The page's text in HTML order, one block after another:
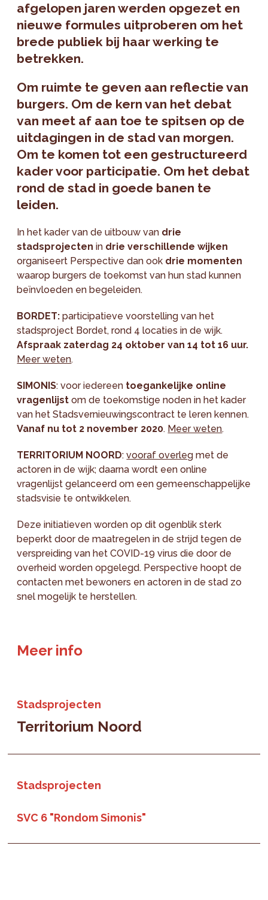
afgelopen jaren werden opgezet en
nieuwe formules uitproberen om het
brede publiek bij haar werking te
betrekken.
Om ruimte te geven aan reflectie van
burgers. Om de kern van het debat
van meet af aan toe te spitsen op de
uitdagingen in de stad van morgen.
Om te komen tot een gestructureerd
kader voor participatie. Om het debat
rond de stad in goede banen te
leiden.
In het kader van de uitbouw van drie
stadsprojecten in drie verschillende wijken
organiseert Perspective dan ook drie momenten
waarop burgers de toekomst van hun stad kunnen
beïnvloeden en begeleiden.
BORDET:participatieve voorstelling van het
stadsproject Bordet, rond 4 locaties in de wijk.
Afspraak zaterdag 24 oktober van 14 tot 16 uur.
Meer weten.
SIMONIS: voor iedereen toegankelijke online
vragenlijst om de toekomstige noden in het kader
van het Stadsvernieuwingscontract te leren kennen.
Vanaf nu tot 2 november 2020. Meer weten.
TERRITORIUM NOORD:vooraf overleg met de
actoren in de wijk; daarna wordt een online
vragenlijst gelanceerd om een gemeenschappelijke
stadsvisie te ontwikkelen.
Deze initiatieven worden op dit ogenblik sterk
beperkt door de maatregelen in de strijd tegen de
verspreiding van het COVID-19 virus die door de
overheid worden opgelegd. Perspective hoopt de
contacten met bewoners en actoren in de stad zo
snel mogelijk te herstellen.
Meer info
Stadsprojecten
Territorium Noord
Stadsprojecten
SVC 6 "Rondom Simonis"